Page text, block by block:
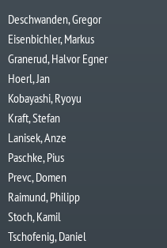
Deschwanden, Gregor
Eisenbichler, Markus
Granerud, Halvor Egner
Hoerl, Jan
Kobayashi, Ryoyu
Kraft, Stefan
Lanisek, Anze
Paschke, Pius
Prevc, Domen
Raimund, Philipp
Stoch, Kamil
Tschofenig, Daniel